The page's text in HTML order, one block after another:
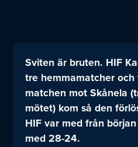
Sviten är bruten. HIF
tre hemmamatcher
matchen mot Skånela
mötet) kom så den
HIF var med från
med 28-24.